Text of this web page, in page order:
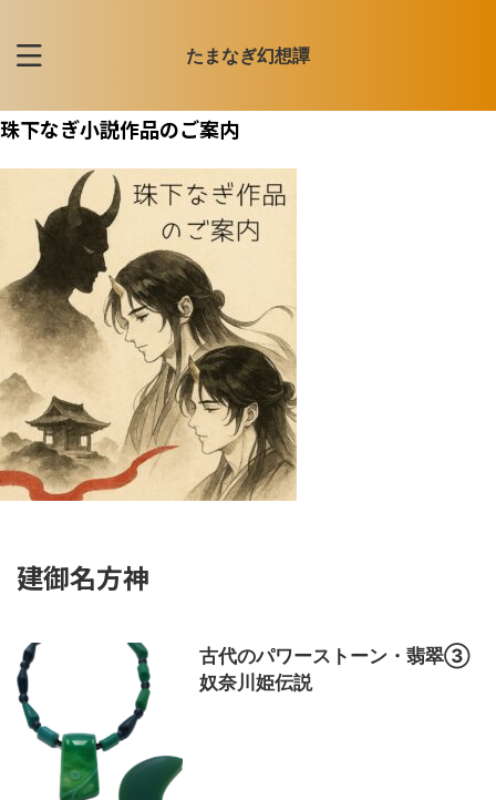
たまなぎ幻想譚
珠下なぎ小説作品のご案内
建御名方神
古代のパワーストーン・翡翠③
奴奈川姫伝説